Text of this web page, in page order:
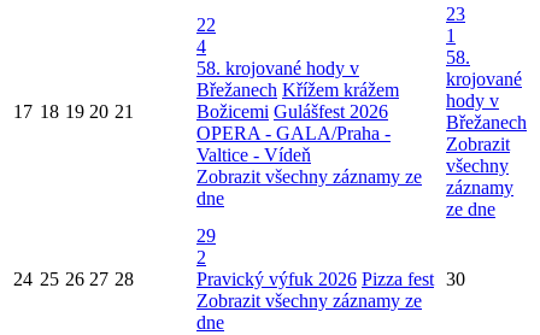
17 18 19 20 21
22
4
58. krojované hody v
Břežanech Křížem krážem
Božicemi Gulášfest 2026
OPERA - GALA/Praha -
Valtice - Vídeň
Zobrazit všechny záznamy ze
dne
23
1
58.
krojované
hody v
Břežanech
Zobrazit
všechny
záznamy
ze dne
24 25 26 27 28
29
2
Pravický výfuk 2026 Pizza fest
Zobrazit všechny záznamy ze
dne
30